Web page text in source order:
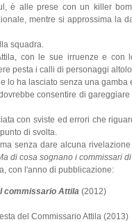
è alle prese con un killer
mentre si approssima la
squadra.
con le sue irruenze e con
pesta i calli di personaggi
lo ha lasciato senza una
consentire di
con sviste ed errori che
di svolta.
senza dare alcuna
di cosa sognano i commissari
con l'anno di pubblicazione:
commissario Attila (2012)
del Commissario Attila (2013)